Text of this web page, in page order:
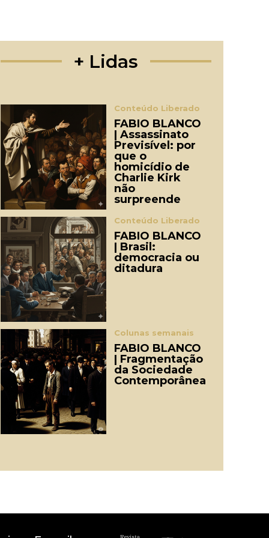
+ Lidas
Conteúdo Liberado
FABIO BLANCO
| Assassinato
Previsível: por
que o
homicídio de
Charlie Kirk
não
surpreende
Conteúdo Liberado
FABIO BLANCO
| Brasil:
democracia ou
ditadura
Colunas semanais
FABIO BLANCO
| Fragmentação
da Sociedade
Contemporânea